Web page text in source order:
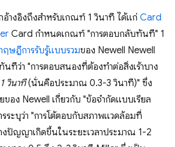
างอิงถึงสำหรับเกณฑ์ 1 วินาที ได้แก่ Card
Card กําหนดเกณฑ์ "การตอบกลับทันที" 1
ษฎีการรับรู้แบบรวมของ Newell Newell
ทีว่า "การตอบสนองที่ต้องทำต่อสิ่งเร้าบาง
วินาที(นั่นคือประมาณ 0.3-3 วินาที)" ซึ่ง
อง Newell เกี่ยวกับ "ข้อจำกัดแบบเรียล
ระบุว่า "การโต้ตอบกับสภาพแวดล้อมที่
ปัญญาเกิดขึ้นในระยะเวลาประมาณ 1-2